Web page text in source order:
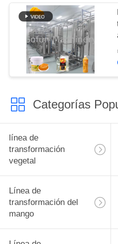
POLÍTICA
DE
PRIVACIDAD
Categorías
línea de
transformación
vegetal
Línea de
transformación del
mango